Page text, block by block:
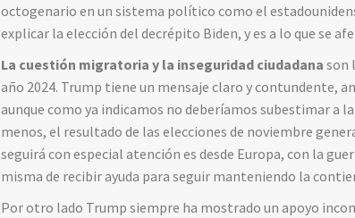
octogenario en un sistema político como el
explicar la elección del decrépito Biden, y es a lo que se
La cuestión migratoria y la inseguridad ciudadana son
año 2024. Trump tiene un mensaje claro y contundente,
aunque como ya indicamos no deberíamos subestimar a
menos, el resultado de las elecciones de noviembre
seguirá con especial atención es desde Europa, con la
misma de recibir ayuda para seguir manteniendo la
Por otro lado Trump siempre ha mostrado un apoyo